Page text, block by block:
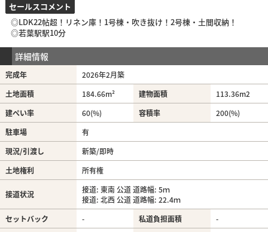
セールスコメント
◎LDK22帖超！リネン庫！1号棟・吹き抜け！2号棟・土間収納！
◎若葉駅駅10分
詳細情報
完成年
2026年2月築
土地面積
184.66m² 建物面積 113.36m2
建ぺい率
60(%) 容積率
200(%)
駐車場
有
現況/引渡し
新築/即時
土地権利
所有権
接道状況
接道: 東南 公道 道路幅: 5ｍ
接道: 北西 公道 道路幅: 22.4ｍ
セットバック
- 私道負担面積
-